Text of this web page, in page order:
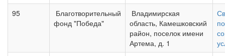
95
Благотворительный
фонд "Победа"
Владимирская
область, Камешковский
район, поселок имени
Артема, д. 1